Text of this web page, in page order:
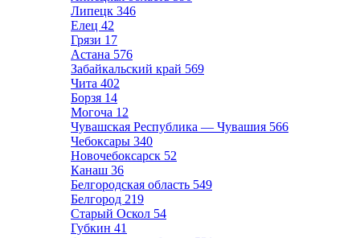
Липецк 346
Елец 42
Грязи 17
Астана 576
Забайкальский край 569
Чита 402
Борзя 14
Могоча 12
Чувашская Республика — Чувашия 566
Чебоксары 340
Новочебоксарск 52
Канаш 36
Белгородская область 549
Белгород 219
Старый Оскол 54
Губкин 41